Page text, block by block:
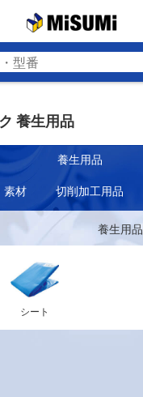
養生用品
養生用品
素材 切削加工用品
養生用品
シート